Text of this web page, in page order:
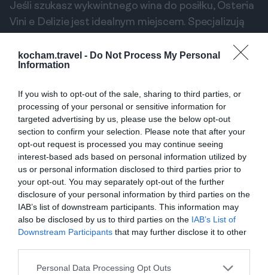
kocham.travel - Do Not Process My Personal
Information
If you wish to opt-out of the sale, sharing to third parties, or
processing of your personal or sensitive information for
targeted advertising by us, please use the below opt-out
section to confirm your selection. Please note that after your
opt-out request is processed you may continue seeing
interest-based ads based on personal information utilized by
us or personal information disclosed to third parties prior to
your opt-out. You may separately opt-out of the further
disclosure of your personal information by third parties on the
IAB’s list of downstream participants. This information may
also be disclosed by us to third parties on the IAB’s List of
Downstream Participants that may further disclose it to other
Personal Data Processing Opt Outs
Jeśli szukasz wykwintnego wina do posiłku, Osteria
Vini e Delizie jest idealnym miejscem. Specjalizują
toskańskimi. Każde danie jest starannie
przygotowywane z najświeższych składników, a
wymagających koneserów.
Lody i Desery
Nie ma lepszego zakończenia florencjańskiego
posiłku niż pyszne włoskie lody. Florencja ma wiele
miejsc, w których spróbujesz najlepszych smaków,
które z pewnością zachwycą twoje podniebienie.
1. Gelateria dei Neri
Gelateria dei Neri to prawdziwym skarbem w sercu
Florencji. Oferują szeroki wybór lodów, które mogą
zadowolić każdego. Robione są na miejscu z
naturalnych składników, a sezonowe smaki